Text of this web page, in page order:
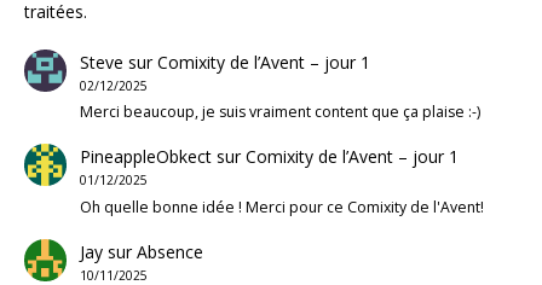
traitées.
Steve surComixity de l’Avent – jour 1
02/12/2025
Merci beaucoup, je suis vraiment content que ça plaise :-)
PineappleObkectsurComixity de l’Avent – jour 1
01/12/2025
Oh quelle bonne idée ! Merci pour ce Comixity de l'Avent!
JaysurAbsence
10/11/2025